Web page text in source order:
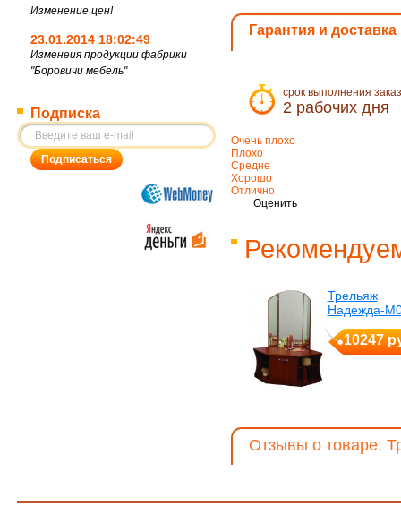
Изменение цен!
23.01.2014 18:02:49
Изменеия продукции фабрики
"Боровичи мебель"
Подписка
Гарантия и доставка
срок выполнения
2 рабочих дня
Очень плохо
Плохо
Средне
Хорошо
Отлично
Оценить
Трельяж
Надежда-
10247
Отзывы о товаре: